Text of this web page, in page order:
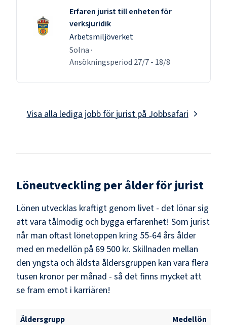
Erfaren jurist till enheten för
verksjuridik
Arbetsmiljöverket
Solna ·
Ansökningsperiod 27/7- 18/8
Visa alla lediga jobb för juristpå Jobbsafari
Löneutveckling per ålder förjurist
Lönen utvecklas kraftigt genom livet - det lönar sig
att vara tålmodig och bygga erfarenhet! Som jurist
når man oftast lönetoppen kring 55-64 års ålder
med en medellön på 69 500 kr. Skillnaden mellan
den yngsta och äldsta åldersgruppen kan vara flera
tusen kronor per månad - så det finns mycket att
se fram emot i karriären!
Åldersgrupp
Medellön